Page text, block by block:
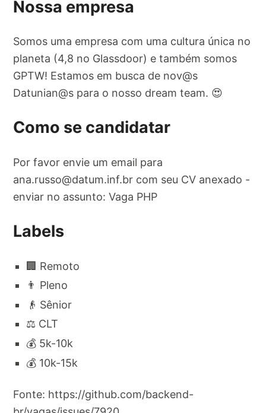
Nossa empresa
Somos uma empresa com uma cultura única no
planeta (4,8 no Glassdoor) e também somos
GPTW! Estamos em busca de nov@s
Datunian@s para o nosso dream team. 😍
Como se candidatar
Por favor envie um email para
ana.russo@datum.inf.br com seu CV anexado -
enviar no assunto: Vaga PHP
Labels
🏢 Remoto
👨 Pleno
👴 Sênior
⚖️ CLT
💰 5k-10k
💰 10k-15k
Fonte: https://github.com/backend-